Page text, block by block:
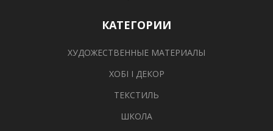
КАТЕГОРИИ
ХУДОЖЕСТВЕННЫЕ МАТЕРИАЛЫ
ХОБІ І ДЕКОР
ТЕКСТИЛЬ
ШКОЛА